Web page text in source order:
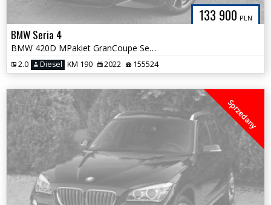
133 900 PLN
BMW Seria 4
BMW 420D MPakiet GranCoupe Serwis ASO 100%Bezwypadkowa Śliczne Wnętrze
2.0 Diesel KM 190 2022 155524
Sprzedany